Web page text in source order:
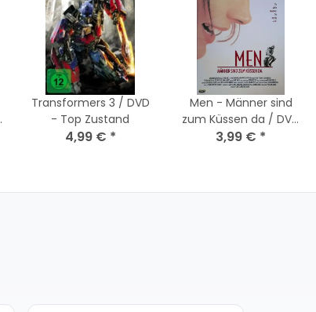
Transformers 3 / DVD
- Top Zustand
4,99 € *
Men - Männer sind
zum Küssen da / DVD
- Guter Zustand
3,99 € *